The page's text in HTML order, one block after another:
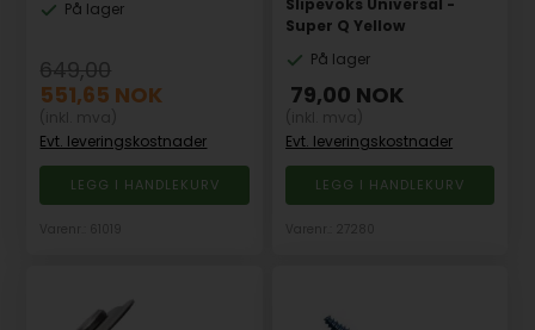
På lager
649,00
551,65 NOK
Evt. leveringskostnader
Slipevoks Universal -
Super Q Yellow
På lager
79,00 NOK
Evt. leveringskostnader